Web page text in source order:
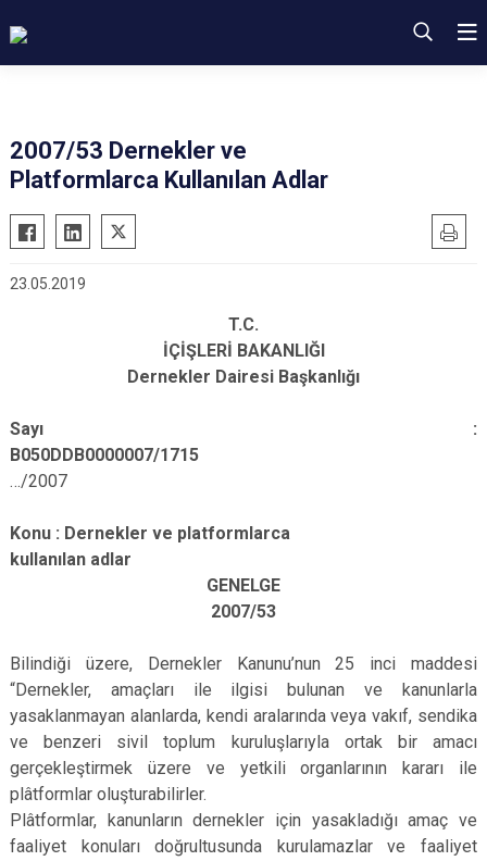
2007/53 Dernekler ve
Platformlarca Kullanılan Adlar
23.05.2019
T.C.
İÇİŞLERİ BAKANLIĞI
Dernekler Dairesi Başkanlığı
Sayı :
B050DDB0000007/1715
…/2007
Konu : Dernekler ve platformlarca
kullanılan adlar
GENELGE
2007/53
Bilindiği üzere, Dernekler Kanunu’nun 25 inci maddesi
“Dernekler, amaçları ile ilgisi bulunan ve kanunlarla
yasaklanmayan alanlarda, kendi aralarında veya vakıf, sendika
ve benzeri sivil toplum kuruluşlarıyla ortak bir amacı
gerçekleştirmek üzere ve yetkili organlarının kararı ile
plâtformlar oluşturabilirler.
Plâtformlar, kanunların dernekler için yasakladığı amaç ve
faaliyet konuları doğrultusunda kurulamazlar ve faaliyet